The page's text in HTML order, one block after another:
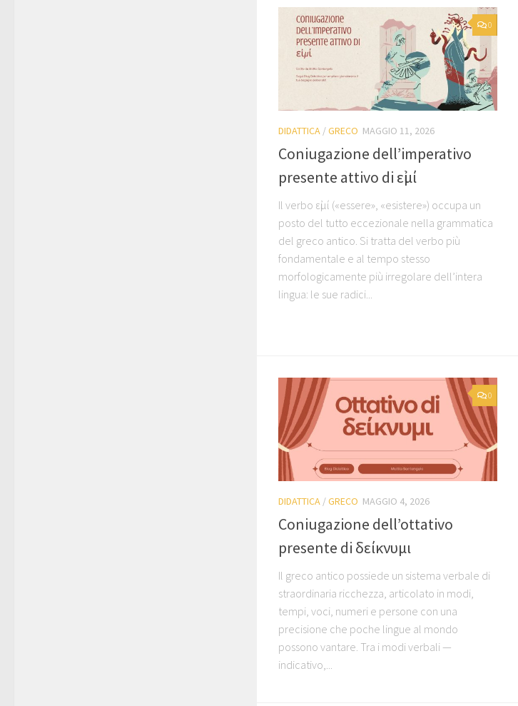
0
DIDATTICA /GRECO MAGGIO 11, 2026
Coniugazione dell’imperativo
presente attivo di εἰμί
Il verbo εἰμί («essere», «esistere») occupa un
posto del tutto eccezionale nella grammatica
del greco antico. Si tratta del verbo più
fondamentale e al tempo stesso
morfologicamente più irregolare dell’intera
lingua: le sue radici...
0
DIDATTICA /GRECO MAGGIO 4, 2026
Coniugazione dell’ottativo
presente di δείκνυμι
Il greco antico possiede un sistema verbale di
straordinaria ricchezza, articolato in modi,
tempi, voci, numeri e persone con una
precisione che poche lingue al mondo
possono vantare. Tra i modi verbali —
indicativo,...